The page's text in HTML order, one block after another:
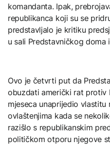
komandanta. Ipak,
republikanca koji su se
predstavljalo je kritiku
u sali Predstavničkog doma
Ovo je četvrti put da
obuzdati američki rat protiv
mjeseca unaprijedio vlastitu
ovlaštenjima kada se
razišlo s republikanskim
političkom otporu njegove